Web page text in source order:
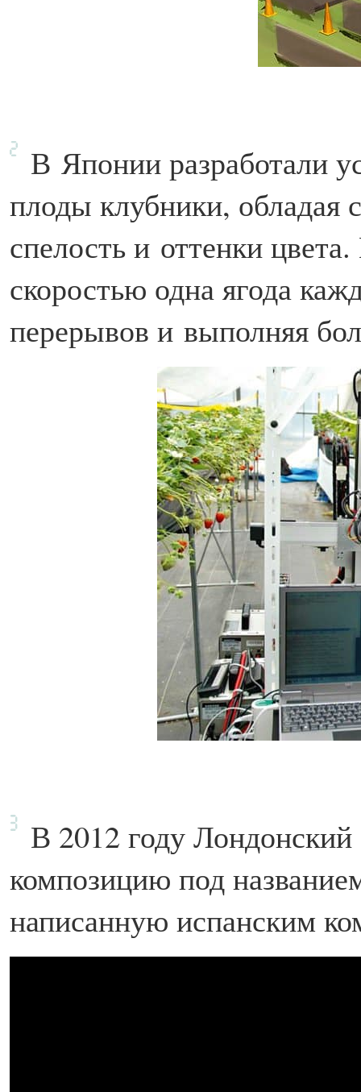
В Японии разработали
плоды клубники, обладая
спелость и оттенки
скоростью одна ягода
перерывов и выполняя
В 2012 году
композицию под
написанную испанским